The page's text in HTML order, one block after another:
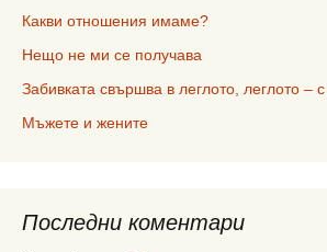
Какви отношения имаме?
Нещо не ми се получава
Забивката свършва в леглото, леглото –
Мъжете и жените
Последни коментари